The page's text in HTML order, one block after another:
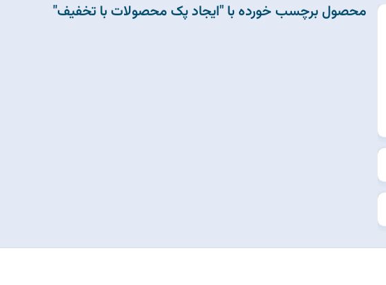
محصول برچسب خورده با "ایجاد پک محصولات با تخفیف"